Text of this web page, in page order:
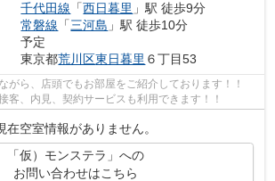
千代田線 「西日暮里 」駅 徒歩9分
常磐線 「三河島 」駅 徒歩10分
予定
東京都荒川区東日暮里 ６丁目53
がら、店頭でもお部屋をご紹介しております！！
客、内見、契約サービスも利用できます！！
在空室情報がありません。
「仮）モンステラ」への
お問い合わせはこちら